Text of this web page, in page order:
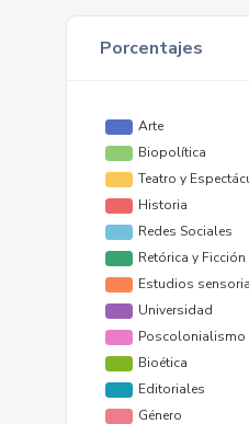
Porcentajes